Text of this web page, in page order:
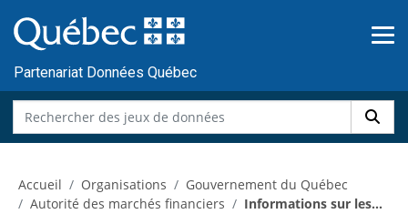
au
contenu
Partenariat Données Québec
Accueil Organisations
Gouvernement du Québec
Autorité des marchés financiers
Informations sur les...